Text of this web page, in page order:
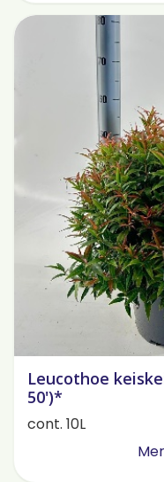
Leucothoe
50')*
cont. 10L